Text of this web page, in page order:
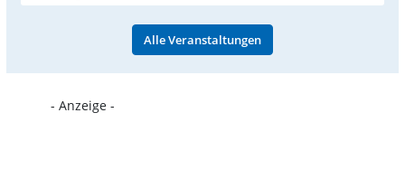
Alle Veranstaltungen
- Anzeige -